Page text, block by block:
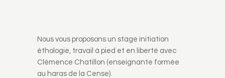
Nous vous proposons un stage initiation
éthologie, travail à pied et en liberté avec
Clémence Chatillon (enseignante formée
au haras de la Cense).